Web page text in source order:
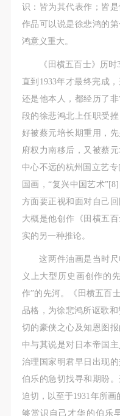
识：皆为其代表作；皆
作品可以说是徐悲鸿的
鸿意义重大。
《田横五百士》历
直到1933年才最终完成
还是他本人，都经历了
段的徐悲鸿北上任职受
好被蔡元培长期重用，
府权力南移后，又被蔡
中心不远的杭州国立艺
国画，“复兴中国艺术
方面要正视和面对自己
大概是他创作《田横五
实的另一种推论。
这两件油画是当时
义上大型历史画创作的
作”的先河。《田横五百
品格，为徐悲鸿所讴歌
切的豪侠之心及知恩图
中与其说是对日本帝国
治理国家明君早日出现
伯乐的急切找寻和期盼
迫切，以至于1931年所
够赏识自己才华的伯乐
极策划国际、国内多
共教育活动，为美院
提供一个交流、学习
单位，其开展的公共
主。
（3）、乙方为甲方拍
有公教活动。
二、拍摄内容、使用
（1）、拍摄内容 乙
容包括：①中央美术
内○3由中央美术学院
动。
（2）、使用形式 用
附带光盘及宣传资料。
适用地域范围包括国内
使用肖像的媒介限于
（如杂志、网络等）。
三、肖像权使用期限
永久使用。
四、许可使用费用
带有甲方肖像作品的
乙方于拍摄完带有甲
费用。
极策划国际、国内多
共教育活动，为美院
提供一个交流、学习
单位，其开展的公共
主。
（3）、乙方为甲方拍
有公教活动。
二、拍摄内容、使用
（1）、拍摄内容 乙
容包括：①中央美术
内○3由中央美术学院
动。
（2）、使用形式 用
附带光盘及宣传资料。
适用地域范围包括国内
使用肖像的媒介限于
（如杂志、网络等）。
三、肖像权使用期限
永久使用。
四、许可使用费用
带有甲方肖像作品的
乙方于拍摄完带有甲
费用。
极策划国际、国内多
共教育活动，为美院
提供一个交流、学习
单位，其开展的公共
主。
（3）、乙方为甲方拍
有公教活动。
二、拍摄内容、使用
（1）、拍摄内容 乙
容包括：①中央美术
内○3由中央美术学院
动。
（2）、使用形式 用
附带光盘及宣传资料。
适用地域范围包括国内
使用肖像的媒介限于
（如杂志、网络等）。
三、肖像权使用期限
永久使用。
四、许可使用费用
带有甲方肖像作品的
乙方于拍摄完带有甲
费用。